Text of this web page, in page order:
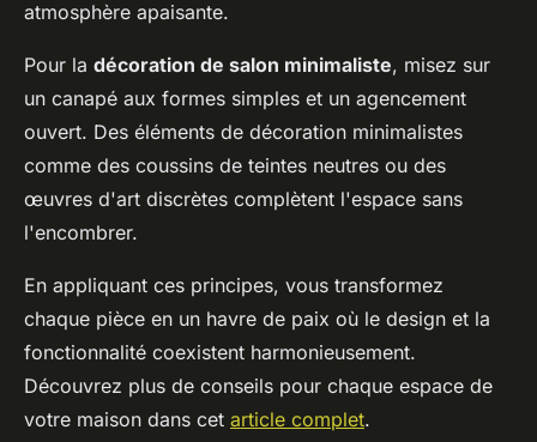
atmosphère apaisante.
Pour la décoration de salon minimaliste, misez sur
un canapé aux formes simples et un agencement
ouvert. Des éléments de décoration minimalistes
comme des coussins de teintes neutres ou des
œuvres d'art discrètes complètent l'espace sans
l'encombrer.
En appliquant ces principes, vous transformez
chaque pièce en un havre de paix où le design et la
fonctionnalité coexistent harmonieusement.
Découvrez plus de conseils pour chaque espace de
votre maison dans cet article complet.